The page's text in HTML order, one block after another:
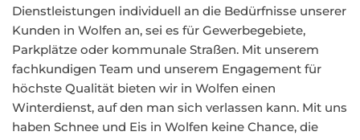
Dienstleistungen individuell an die Bedürfnisse unserer
Kunden in Wolfen an, sei es für Gewerbegebiete,
Parkplätze oder kommunale Straßen. Mit unserem
fachkundigen Team und unserem Engagement für
höchste Qualität bieten wir in Wolfen einen
Winterdienst, auf den man sich verlassen kann. Mit uns
haben Schnee und Eis in Wolfen keine Chance, die